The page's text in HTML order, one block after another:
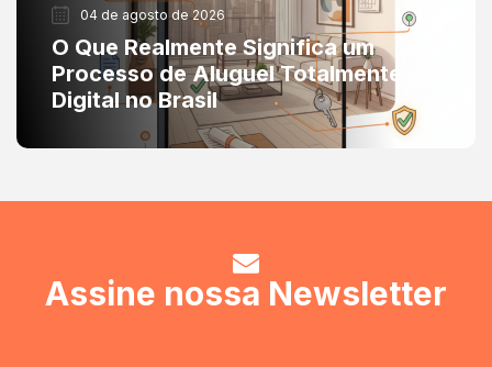
04 de agosto de 2026
O Que Realmente Significa um
Processo de Aluguel Totalmente
Digital no Brasil
Assine nossa Newsletter